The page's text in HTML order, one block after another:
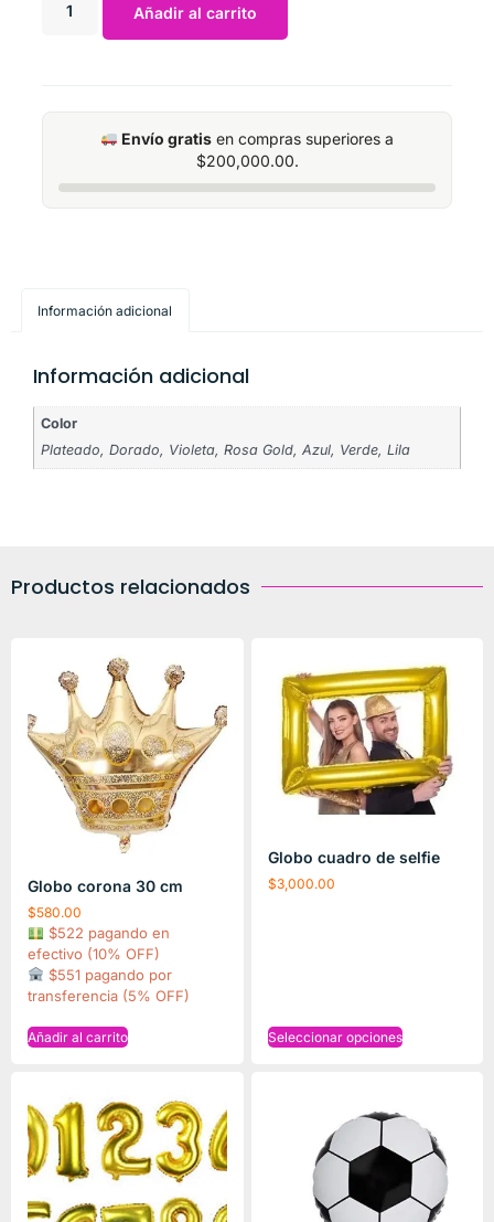
Añadir al carrito
Envío gratis en compras superiores a
$200,000.00.
Información adicional
Información adicional
Color
Plateado, Dorado, Violeta, Rosa Gold, Azul, Verde, Lila
Productos relacionados
Globo corona 30 cm
$580.00
$522 pagando en
efectivo (10% OFF)
$551 pagando por
transferencia (5% OFF)
Añadir al carrito
Globo cuadro de selfie
$3,000.00
Seleccionar opciones